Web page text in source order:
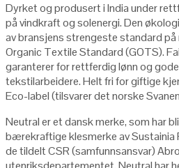
Dyrket og produsert i India under
på vindkraft og solenergi. Den
av bransjens strengeste standard
Organic Textile Standard (GOTS).
garanterer for rettferdig lønn og
tekstilarbeidere. Helt fri for giftige
Eco-label (tilsvarer det norske
Neutral er et dansk merke, som har
bærekraftige klesmerke av Sustainia
de tildelt CSR (samfunnsansvar)